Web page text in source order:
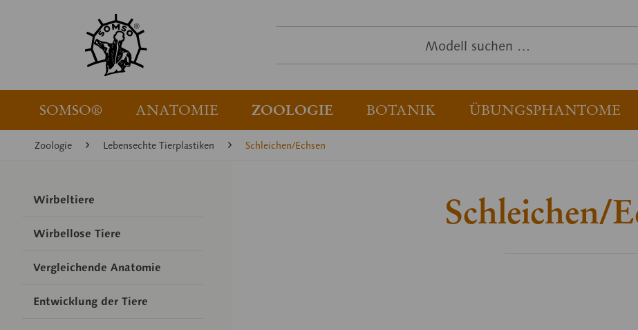
SOMSO® ANATOMIE ZOOLOGIE BOTANIK ÜBUNGSPHANTOME
Zoologie Lebensechte Tierplastiken Schleichen/Echsen
Wirbeltiere
Wirbellose Tiere
Vergleichende Anatomie
Entwicklung der Tiere
Schleichen/